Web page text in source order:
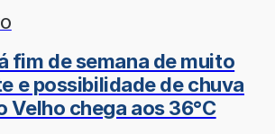
fim de semana de muito
e possibilidade de chuva
Velho chega aos 36°C